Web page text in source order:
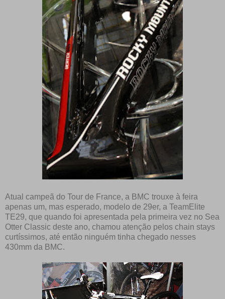
Atual campeã do Tour de France, a BMC trouxe à feira
apenas um, mas esperado, modelo de 29er, a TeamElite
TE29, que quando foi apresentada pela primeira vez no Sea
Otter Classic deste ano, chamou atenção pelos chain stays
curtíssimos, até então ninguém tinha chegado nesses
430mm da BMC.